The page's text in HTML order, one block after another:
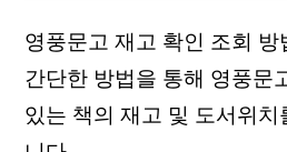
영풍문고 재고 확인 조회
간단한 방법을 통해 영풍문
있는 책의 재고 및 도서위